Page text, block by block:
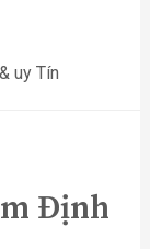
uy Tín
Định